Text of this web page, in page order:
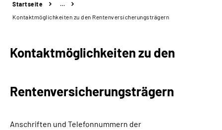
Reha
Experten
Über uns & Presse
Startseite
…
Kontaktmöglichkeiten zu den Rentenversicherungsträgern
Kontaktmöglichkeiten zu den
Rentenversicherungsträgern
Anschriften und Telefonnummern der